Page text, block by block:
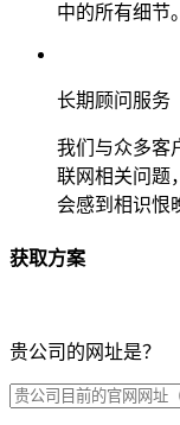
中的所有细节。
长期顾问服务
我们与众多客
联网相关问题
会感到相识恨
获取方案
贵公司的网址是？